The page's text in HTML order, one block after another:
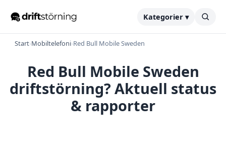
Kategorier ▾
Start›Mobiltelefoni›Red Bull Mobile Sweden
Red Bull Mobile Sweden
driftstörning? Aktuell status
& rapporter